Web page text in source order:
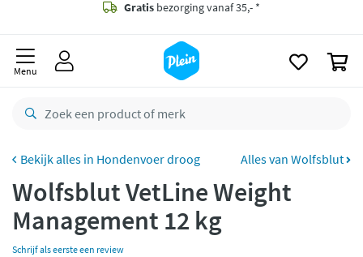
bezorging vanaf 35,- *
Bestelling uiterlijkzaterdag
retourneren
CO2 neutraal
Betaal met Klarna
Menu
Hondenvoer droog Alles van Wolfsblut
Wolfsblut VetLine Weight
Management 12 kg
Schrijf als eerste een review